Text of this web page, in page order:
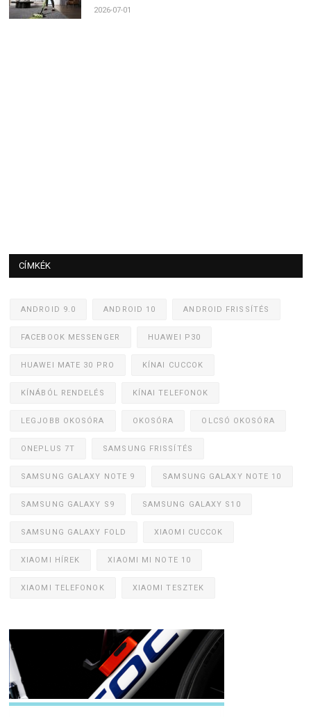
2026-07-01
CÍMKÉK
ANDROID 9.0 ANDROID 10 ANDROID FRISSÍTÉS
FACEBOOK MESSENGER HUAWEI P30
HUAWEI MATE 30 PRO KÍNAI CUCCOK
KÍNÁBÓL RENDELÉS KÍNAI TELEFONOK
LEGJOBB OKOSÓRA OKOSÓRA OLCSÓ OKOSÓRA
ONEPLUS 7T SAMSUNG FRISSÍTÉS
SAMSUNG GALAXY NOTE 9 SAMSUNG GALAXY NOTE 10
SAMSUNG GALAXY S9 SAMSUNG GALAXY S10
SAMSUNG GALAXY FOLD XIAOMI CUCCOK
XIAOMI HÍREK XIAOMI MI NOTE 10
XIAOMI TELEFONOK XIAOMI TESZTEK